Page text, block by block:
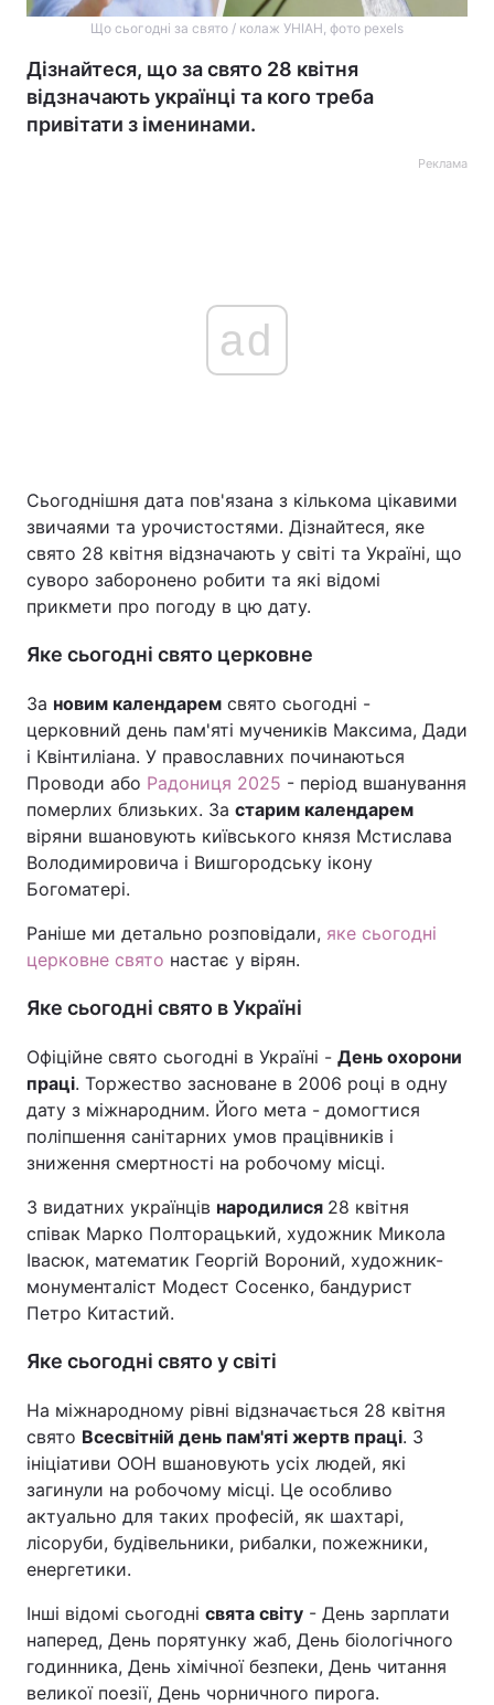
Що сьогодні за свято / колаж УНІАН, фото pexels
Дізнайтеся, що за свято 28 квітня
відзначають українці та кого треба
привітати з іменинами.
Реклама
ad
Сьогоднішня дата пов'язана з кількома цікавими
звичаями та урочистостями. Дізнайтеся, яке
свято 28 квітня відзначають у світі та Україні, що
суворо заборонено робити та які відомі
прикмети про погоду в цю дату.
Яке сьогодні свято церковне
За новим календарем свято сьогодні -
церковний день пам'яті мучеників Максима, Дади
і Квінтиліана. У православних починаються
Проводи або Радониця 2025 - період вшанування
померлих близьких. За старим календарем
віряни вшановують київського князя Мстислава
Володимировича і Вишгородську ікону
Богоматері.
Раніше ми детально розповідали, яке сьогодні
церковне свято настає у вірян.
Яке сьогодні свято в Україні
Офіційне свято сьогодні в Україні - День охорони
праці. Торжество засноване в 2006 році в одну
дату з міжнародним. Його мета - домогтися
поліпшення санітарних умов працівників і
зниження смертності на робочому місці.
З видатних українців народилися 28 квітня
співак Марко Полторацький, художник Микола
Івасюк, математик Георгій Вороний, художник-
монументаліст Модест Сосенко, бандурист
Петро Китастий.
Яке сьогодні свято у світі
На міжнародному рівні відзначається 28 квітня
свято Всесвітній день пам'яті жертв праці. З
ініціативи ООН вшановують усіх людей, які
загинули на робочому місці. Це особливо
актуально для таких професій, як шахтарі,
лісоруби, будівельники, рибалки, пожежники,
енергетики.
Інші відомі сьогодні свята світу - День зарплати
наперед, День порятунку жаб, День біологічного
годинника, День хімічної безпеки, День читання
великої поезії, День чорничного пирога.